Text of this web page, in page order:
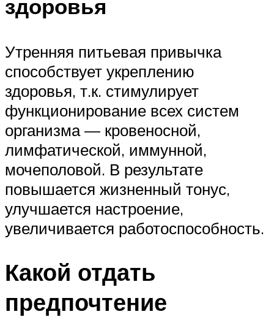
здоровья
Утренняя питьевая привычка
способствует укреплению
здоровья, т.к. стимулирует
функционирование всех систем
организма — кровеносной,
лимфатической, иммунной,
мочеполовой. В результате
повышается жизненный тонус,
улучшается настроение,
увеличивается работоспособность.
Какой отдать
предпочтение